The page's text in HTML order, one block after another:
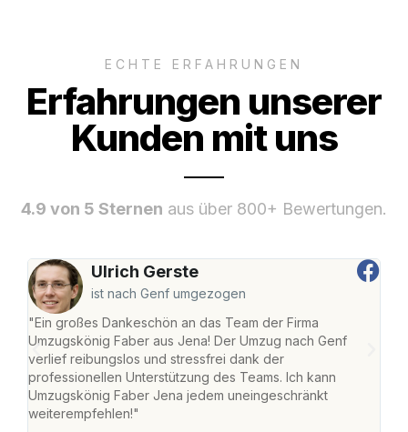
ECHTE ERFAHRUNGEN
Erfahrungen unserer
Kunden mit uns
4.9 von 5 Sternen aus über 800+ Bewertungen.
Ulrich Gerste
ist nach Genf umgezogen
"Ein großes Dankeschön an das Team der Firma
Umzugskönig Faber aus Jena! Der Umzug nach Genf
verlief reibungslos und stressfrei dank der
professionellen Unterstützung des Teams. Ich kann
Umzugskönig Faber Jena jedem uneingeschränkt
weiterempfehlen!"